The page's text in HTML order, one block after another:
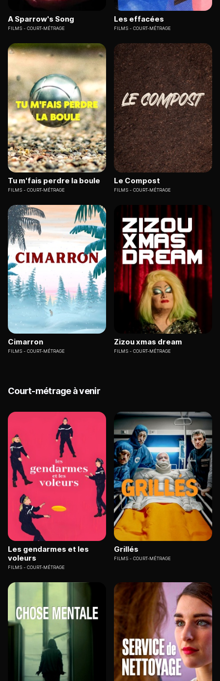
A Sparrow's Song
FILMS COURT-MÉTRAGE
Les effacées
FILMS COURT-MÉTRAGE
Tu m'fais perdre la boule
FILMS COURT-MÉTRAGE
Le Compost
FILMS COURT-MÉTRAGE
Cimarron
FILMS COURT-MÉTRAGE
Zizou xmas dream
FILMS COURT-MÉTRAGE
Court-métrage à venir
Les gendarmes et les
voleurs
FILMS COURT-MÉTRAGE
Grillés
FILMS COURT-MÉTRAGE